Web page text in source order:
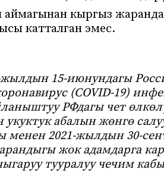
кыргыз
катталган эмес.
жылдын 15-июнундагы
(COVID-19)
РФдагы чет
абалын жөнгө
менен 2021-жылдын 30-
жок адамдарга
тууралуу чечим